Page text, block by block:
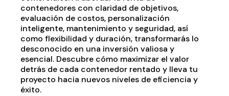
contenedores con claridad de objetivos,
evaluación de costos, personalización
inteligente, mantenimiento y seguridad, así
como flexibilidad y duración, transformarás lo
desconocido en una inversión valiosa y
esencial. Descubre cómo maximizar el valor
detrás de cada contenedor rentado y lleva tu
proyecto hacia nuevos niveles de eficiencia y
éxito.